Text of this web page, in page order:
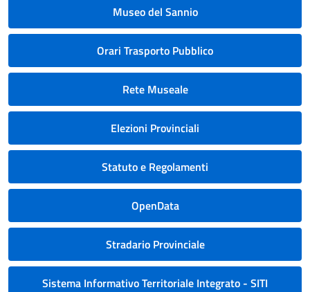
Museo del Sannio
Orari Trasporto Pubblico
Rete Museale
Elezioni Provinciali
Statuto e Regolamenti
OpenData
Stradario Provinciale
Sistema Informativo Territoriale Integrato - SITI